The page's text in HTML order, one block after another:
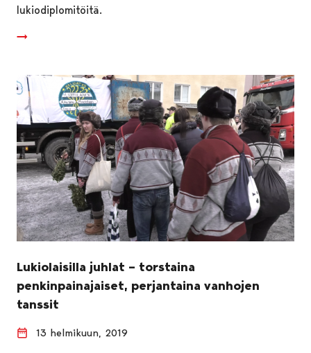
lukiodiplomitöitä.
Lukiolaisilla juhlat – torstaina
penkinpainajaiset, perjantaina vanhojen
tanssit
13 helmikuun, 2019